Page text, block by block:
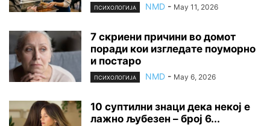
ПСИХОЛОГИЈА NMD - May 11, 2026
7 скриени причини во домот
поради кои изгледате поуморно
и постаро
ПСИХОЛОГИЈА NMD - May 6, 2026
10 суптилни знаци дека некој е
лажно љубезен – број 6...